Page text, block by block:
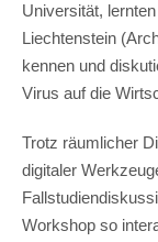
Universität,
Liechtenstein
kennen und
Virus auf die
Trotz räumlicher
digitaler
Workshop so